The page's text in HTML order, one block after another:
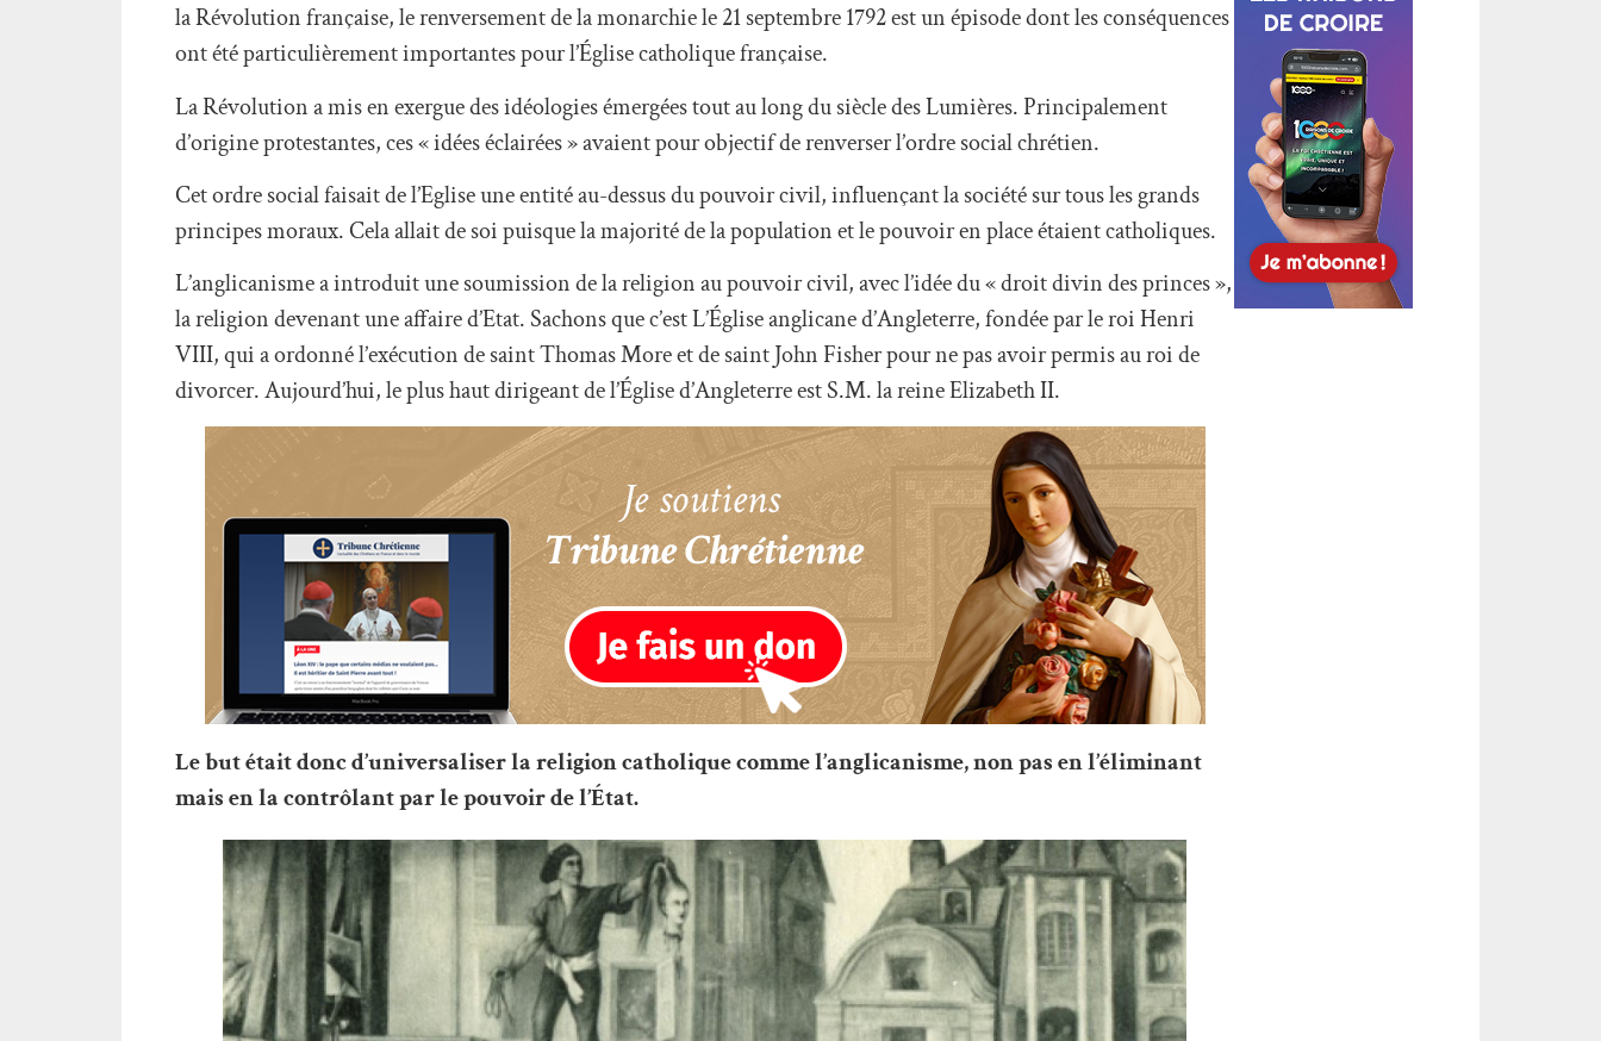
la Révolution française, le renversement de la monarchie le 21 septembre 1792 est un épisode dont les conséquences
ont été particulièrement importantes pour l’Église catholique française.
La Révolution a mis en exergue des idéologies émergées tout au long du siècle des Lumières. Principalement
d’origine protestantes, ces « idées éclairées » avaient pour objectif de renverser l’ordre social chrétien.
Cet ordre social faisait de l’Eglise une entité au-dessus du pouvoir civil, influençant la société sur tous les grands
principes moraux. Cela allait de soi puisque la majorité de la population et le pouvoir en place étaient catholiques.
L’anglicanisme a introduit une soumission de la religion au pouvoir civil, avec l’idée du « droit divin des princes »,
la religion devenant une affaire d’Etat. Sachons que c’est L’Église anglicane d’Angleterre, fondée par le roi Henri
VIII, qui a ordonné l’exécution de saint Thomas More et de saint John Fisher pour ne pas avoir permis au roi de
divorcer. Aujourd’hui, le plus haut dirigeant de l’Église d’Angleterre est S.M. la reine Elizabeth II.
Le but était donc d’universaliser la religion catholique comme l’anglicanisme, non pas en l’éliminant
mais en la contrôlant par le pouvoir de l’État.